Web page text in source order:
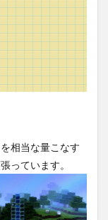
相当な量こなす
っています。